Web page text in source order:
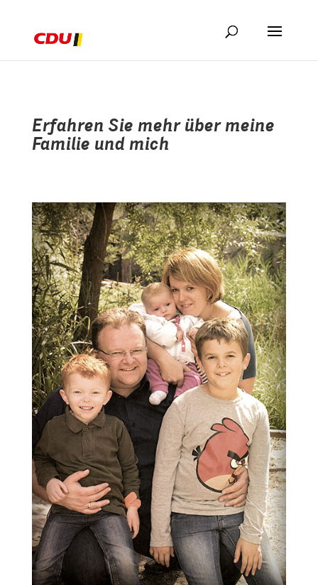
Erfahren Sie mehr über meine
Familie und mich